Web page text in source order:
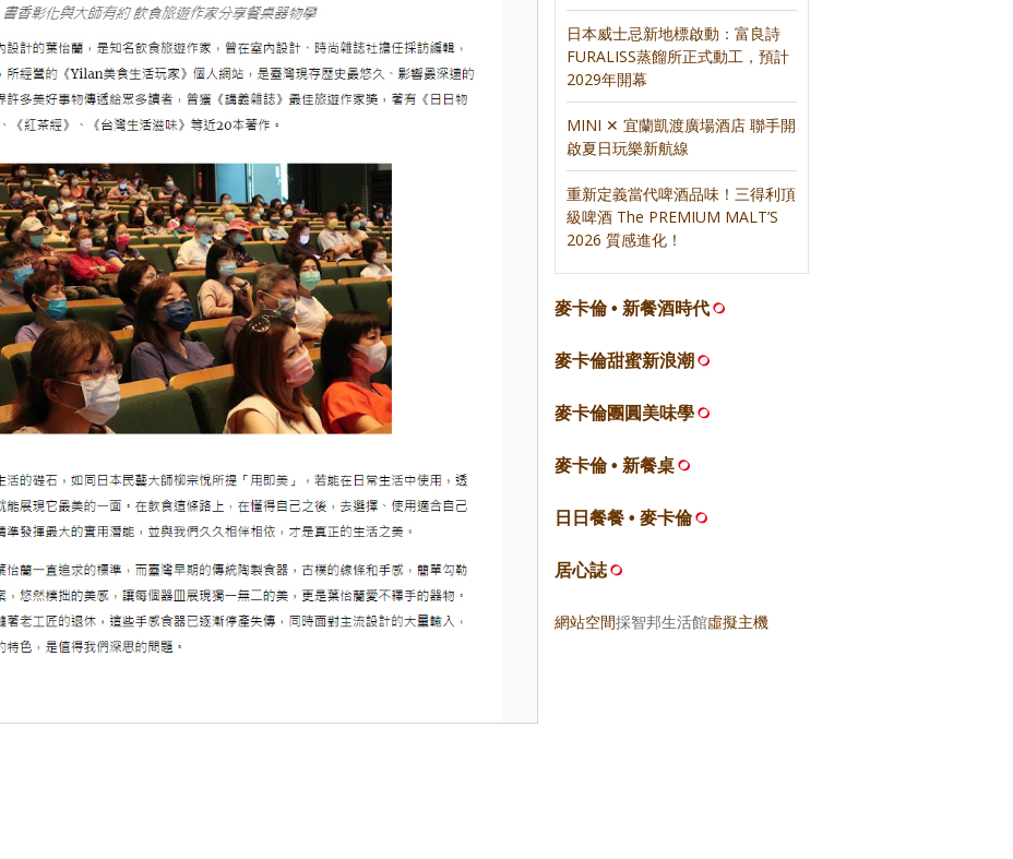
日本威士忌新地標啟動：富良詩
FURALISS蒸餾所正式動工，預計
2029年開幕
MINI ✕ 宜蘭凱渡廣場酒店 聯手開
啟夏日玩樂新航線
重新定義當代啤酒品味！三得利頂
級啤酒 The PREMIUM MALT’S
2026 質感進化！
麥卡倫 • 新餐酒時代
麥卡倫甜蜜新浪潮
麥卡倫團圓美味學
麥卡倫 • 新餐桌
日日餐餐 • 麥卡倫
居心誌
網站空間採智邦生活館虛擬主機